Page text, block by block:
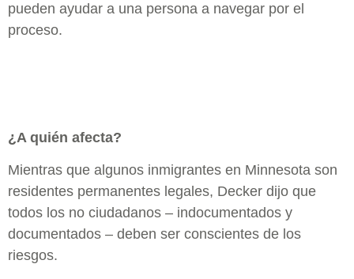
pueden ayudar a una persona a navegar por el
proceso.
¿A quién afecta?
Mientras que algunos inmigrantes en Minnesota son
residentes permanentes legales, Decker dijo que
todos los no ciudadanos – indocumentados y
documentados – deben ser conscientes de los
riesgos.